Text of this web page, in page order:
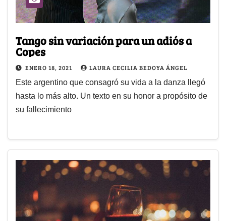
Tango sin variación para un adiós a
Copes
ENERO 18, 2021 LAURA CECILIA BEDOYA ÁNGEL
Este argentino que consagró su vida a la danza llegó
hasta lo más alto. Un texto en su honor a propósito de
su fallecimiento